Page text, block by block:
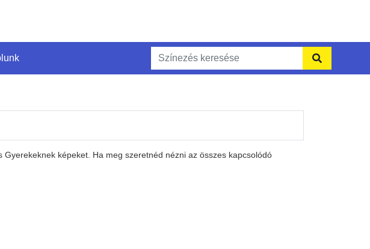
képeket. Ha meg szeretnéd nézni az összes kapcsolódó